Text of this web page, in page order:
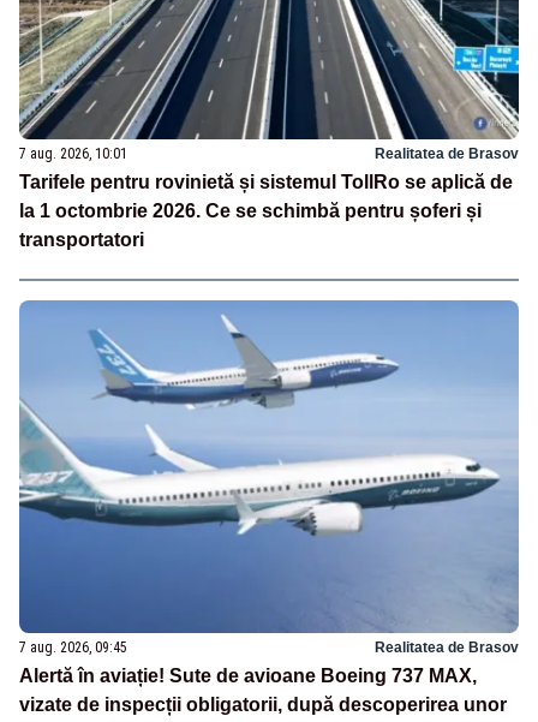
7 aug. 2026, 10:01 Realitatea de Brasov
Tarifele pentru rovinietă și sistemul TollRo se aplică de
la 1 octombrie 2026. Ce se schimbă pentru șoferi și
transportatori
7 aug. 2026, 09:45 Realitatea de Brasov
Alertă în aviație! Sute de avioane Boeing 737 MAX,
vizate de inspecții obligatorii, după descoperirea unor